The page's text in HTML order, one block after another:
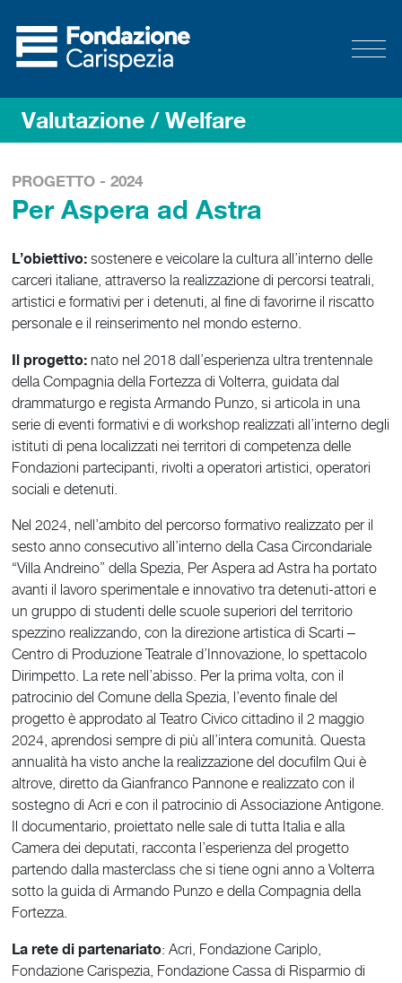
Valutazione / Welfare
PROGETTO - 2024
Per Aspera ad Astra
L’obiettivo: sostenere e veicolare la cultura all’interno delle
carceri italiane, attraverso la realizzazione di percorsi teatrali,
artistici e formativi per i detenuti, al fine di favorirne il riscatto
personale e il reinserimento nel mondo esterno.
Il progetto: nato nel 2018 dall’esperienza ultra trentennale
della Compagnia della Fortezza di Volterra, guidata dal
drammaturgo e regista Armando Punzo, si articola in una
serie di eventi formativi e di workshop realizzati all’interno degli
istituti di pena localizzati nei territori di competenza delle
Fondazioni partecipanti, rivolti a operatori artistici, operatori
sociali e detenuti.
Nel 2024, nell’ambito del percorso formativo realizzato per il
sesto anno consecutivo all’interno della Casa Circondariale
“Villa Andreino” della Spezia, Per Aspera ad Astra ha portato
avanti il lavoro sperimentale e innovativo tra detenuti-attori e
un gruppo di studenti delle scuole superiori del territorio
spezzino realizzando, con la direzione artistica di Scarti ‒
Centro di Produzione Teatrale d’Innovazione, lo spettacolo
Dirimpetto. La rete nell’abisso. Per la prima volta, con il
patrocinio del Comune della Spezia, l’evento finale del
progetto è approdato al Teatro Civico cittadino il 2 maggio
2024, aprendosi sempre di più all’intera comunità. Questa
annualità ha visto anche la realizzazione del docufilm Qui è
altrove, diretto da Gianfranco Pannone e realizzato con il
sostegno di Acri e con il patrocinio di Associazione Antigone.
Il documentario, proiettato nelle sale di tutta Italia e alla
Camera dei deputati, racconta l’esperienza del progetto
partendo dalla masterclass che si tiene ogni anno a Volterra
sotto la guida di Armando Punzo e della Compagnia della
Fortezza.
La rete di partenariato: Acri, Fondazione Cariplo,
Fondazione Carispezia, Fondazione Cassa di Risparmio di